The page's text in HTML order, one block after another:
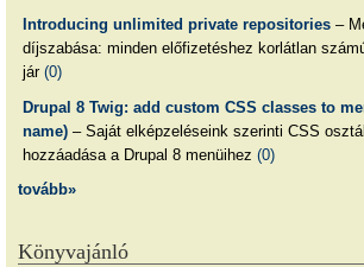
Introducing unlimited private repositories–
díjszabása: minden előfizetéshez korlátlan
jár (0)
Drupal 8 Twig: add custom CSS classes to
name)– Saját elképzeléseink szerinti CSS
hozzáadása a Drupal 8 menüihez (0)
tovább»
Könyvajánló